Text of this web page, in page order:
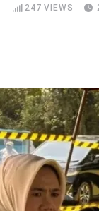
247 VIEWS